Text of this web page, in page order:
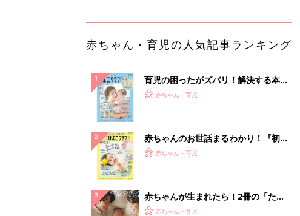
赤ちゃん・育児の人気記事ランキング
育児の困ったがズバリ！解決する本
『ひよこクラブ 夏号』 4カ月～2才
赤ちゃん・育児
赤ちゃんのお世話まるわかり！『初め
てのひよこクラブ 夏号』〈巻頭大特
赤ちゃん・育児
赤ちゃんが生まれたら！2冊の「たま
ひよ」
赤ちゃん・育児